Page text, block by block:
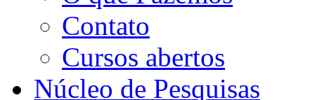
Contato
Cursos abertos
Núcleo de Pesquisas